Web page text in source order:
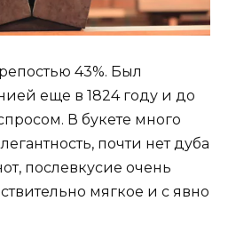
43%. Был
еще в 1824 году и до
В букете много
почти нет дуба
послевкусие очень
мягкое и с явно